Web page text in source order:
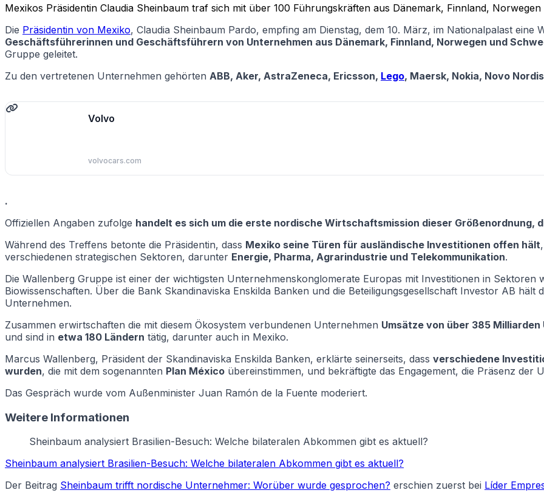
Mexikos Präsidentin Claudia Sheinbaum traf sich mit über 100 Führungskräften aus Dänemark, Finnland,
Die Präsidentin von Mexiko, Claudia Sheinbaum Pardo, empfing am Dienstag, dem 10. März, im Nationalpalast eine
Geschäftsführerinnen und Geschäftsführern von Unternehmen aus Dänemark, Finnland, Norwegen und
Gruppe geleitet.
Zu den vertretenen Unternehmen gehörten ABB, Aker, AstraZeneca, Ericsson, Lego, Maersk, Nokia, Novo
Volvo
volvocars.com
.
Offiziellen Angaben zufolge handelt es sich um die erste nordische Wirtschaftsmission dieser Größenordnung,
Während des Treffens betonte die Präsidentin, dass Mexiko seine Türen für ausländische Investitionen offen hält
verschiedenen strategischen Sektoren, darunter Energie, Pharma, Agrarindustrie und Telekommunikation.
Die Wallenberg Gruppe ist einer der wichtigsten Unternehmenskonglomerate Europas mit Investitionen in Sektoren
Biowissenschaften. Über die Bank Skandinaviska Enskilda Banken und die Beteiligungsgesellschaft Investor AB hält
Unternehmen.
Zusammen erwirtschaften die mit diesem Ökosystem verbundenen Unternehmen Umsätze von über 385 Milliarden
und sind in etwa 180 Ländern tätig, darunter auch in Mexiko.
Marcus Wallenberg, Präsident der Skandinaviska Enskilda Banken, erklärte seinerseits, dass verschiedene
wurden, die mit dem sogenannten Plan México übereinstimmen, und bekräftigte das Engagement, die Präsenz der
Das Gespräch wurde vom Außenminister Juan Ramón de la Fuente moderiert.
Weitere Informationen
Sheinbaum analysiert Brasilien-Besuch: Welche bilateralen Abkommen gibt es aktuell?
Sheinbaum analysiert Brasilien-Besuch: Welche bilateralen Abkommen gibt es aktuell?
Der Beitrag Sheinbaum trifft nordische Unternehmer: Worüber wurde gesprochen? erschien zuerst bei Líder